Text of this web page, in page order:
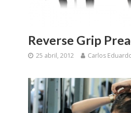
Reverse Grip
25 abril, 2012 Carlos